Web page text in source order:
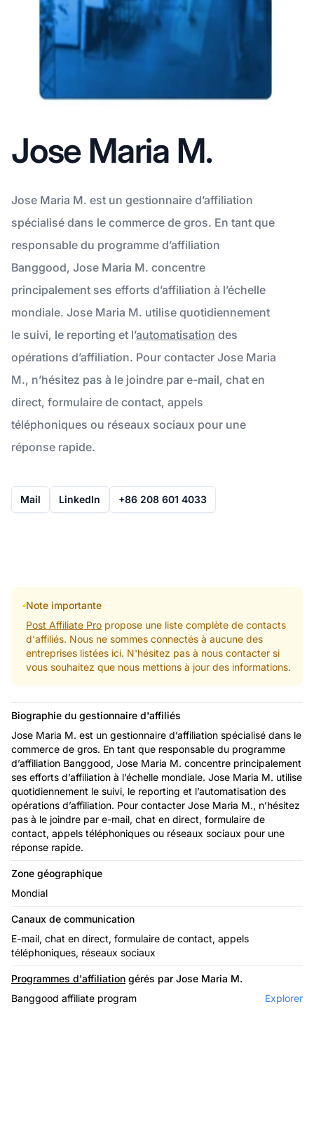
Jose Maria M.
Jose Maria M. est un gestionnaire d’affiliation
spécialisé dans le commerce de gros. En tant que
responsable du programme d’affiliation
Banggood, Jose Maria M. concentre
principalement ses efforts d’affiliation à l’échelle
mondiale. Jose Maria M. utilise quotidiennement
le suivi, le reporting et l’automatisation des
opérations d’affiliation. Pour contacter Jose Maria
M., n’hésitez pas à le joindre par e-mail, chat en
direct, formulaire de contact, appels
téléphoniques ou réseaux sociaux pour une
réponse rapide.
Mail LinkedIn +86 208 601 4033
Note importante
Post Affiliate Pro propose une liste complète de contacts
d'affiliés. Nous ne sommes connectés à aucune des
entreprises listées ici. N'hésitez pas à nous contacter si
vous souhaitez que nous mettions à jour des informations.
Biographie du gestionnaire d'affiliés
Jose Maria M. est un gestionnaire d’affiliation spécialisé dans le
commerce de gros. En tant que responsable du programme
d’affiliation Banggood, Jose Maria M. concentre principalement
ses efforts d’affiliation à l’échelle mondiale. Jose Maria M. utilise
quotidiennement le suivi, le reporting et l’automatisation des
opérations d’affiliation. Pour contacter Jose Maria M., n’hésitez
pas à le joindre par e-mail, chat en direct, formulaire de
contact, appels téléphoniques ou réseaux sociaux pour une
réponse rapide.
Zone géographique
Mondial
Canaux de communication
E-mail, chat en direct, formulaire de contact, appels
téléphoniques, réseaux sociaux
Programmes d'affiliation gérés par Jose Maria M.
Banggood affiliate program
Explorer